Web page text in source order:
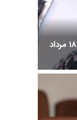
چهره های متولد و درگذشته 18 مرداد